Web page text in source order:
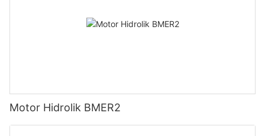
Motor Hidrolik BMER2